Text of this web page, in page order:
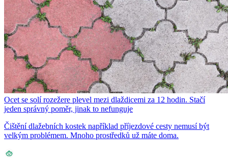
Ocet se solí rozežere plevel mezi dlaždicemi za 12 hodin. Stačí
jeden správný poměr, jinak to nefunguje
Čištění dlažebních kostek například příjezdové cesty nemusí být
velkým problémem. Mnoho prostředků už máte doma.